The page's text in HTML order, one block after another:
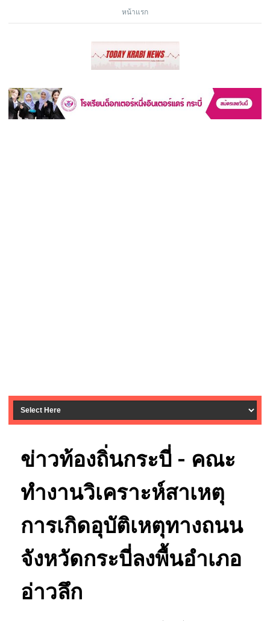
หน้าแรก
ข่าวท้องถิ่นกระบี่ - คณะ
ทำงานวิเคราะห์สาเหตุ
การเกิดอุบัติเหตุทางถนน
จังหวัดกระบี่ลงพื้นอำเภอ
อ่าวลึก